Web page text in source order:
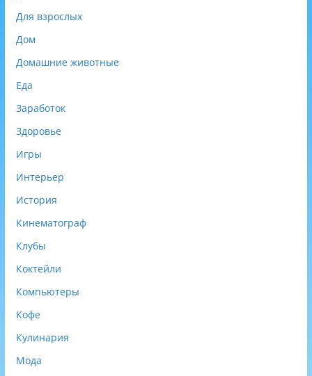
Для взрослых
Дом
Домашние животные
Еда
Заработок
Здоровье
Игры
Интерьер
История
Кинематограф
Клубы
Коктейли
Компьютеры
Кофе
Кулинария
Мода